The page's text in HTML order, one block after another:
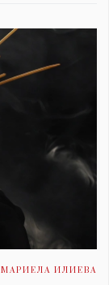
МАРИЕЛА ИЛИЕВА